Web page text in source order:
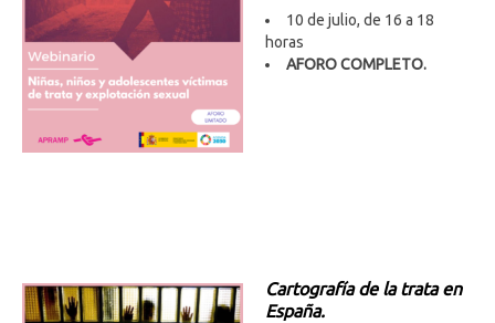
10 de julio, de 16 a 18
horas
AFORO COMPLETO.
Cartografía de la trata en
España.